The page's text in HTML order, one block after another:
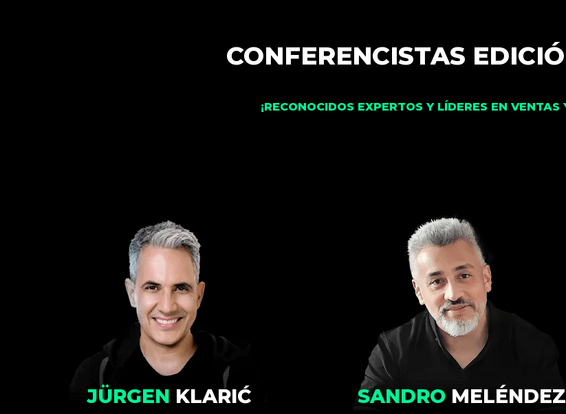
CONFERENCISTAS
¡RECONOCIDOS EXPERTOS Y LÍDERES EN VENTAS
JÜRGEN KLARIĆ SANDRO MELÉNDEZ